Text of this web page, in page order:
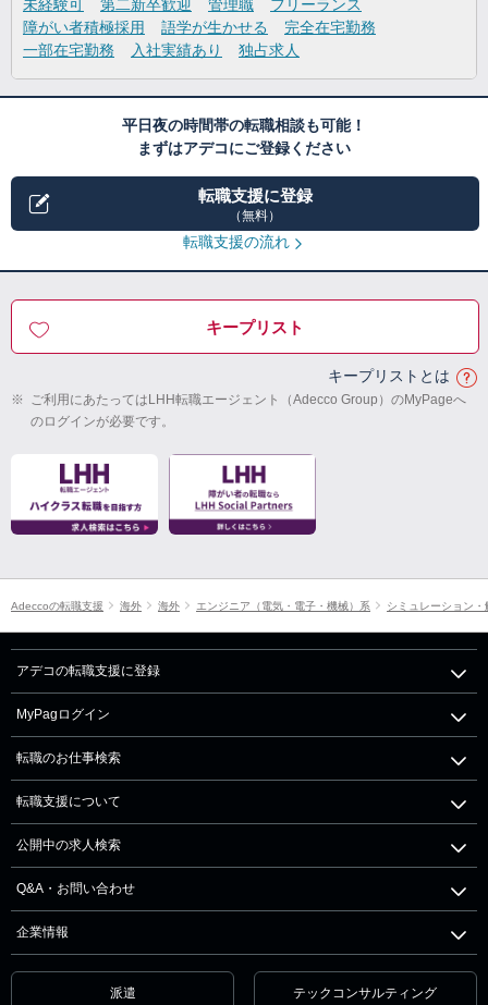
未経験可
第二新卒歓迎 管理職
フリーランス
障がい者積極採用
語学が生かせる
完全在宅勤務
一部在宅勤務
入社実績あり 独占求人
平日夜の時間帯の転職相談も可能！
まずはアデコにご登録ください
転職支援に登録
（無料）
転職支援の流れ
キープリスト
キープリストとは
※ ご利用にあたってはLHH転職エージェント（Adecco Group）のMyPageへ
のログインが必要です。
Adeccoの転職支援 海外 海外 エンジニア（電気・電子・機械）系 シミュレーション
アデコの転職支援に登録
MyPagログイン
転職のお仕事検索
転職支援について
公開中の求人検索
Q&A・お問い合わせ
企業情報
派遣 テックコンサルティング